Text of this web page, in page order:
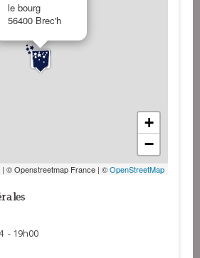
le bourg
56400 Brec'h
+
−
| © Openstreetmap France | ©OpenStreetMap
- 19h00